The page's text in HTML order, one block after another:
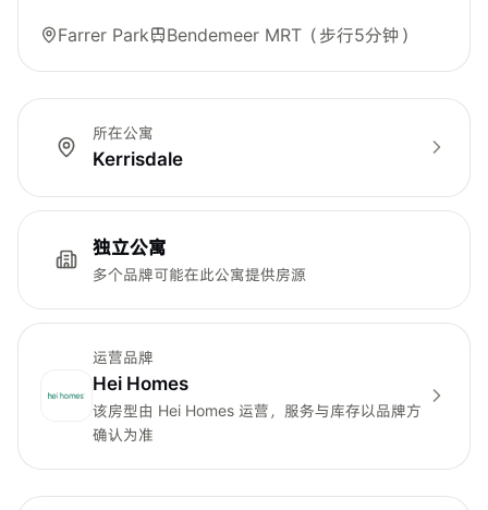
Farrer Park Bendemeer MRT （步行5分钟）
所在公寓
Kerrisdale
独立公寓
多个品牌可能在此公寓提供房源
运营品牌
Hei Homes
该房型由 Hei Homes 运营，服务与库存以品牌方
确认为准